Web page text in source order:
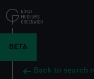
to
main
BETA
Back to search